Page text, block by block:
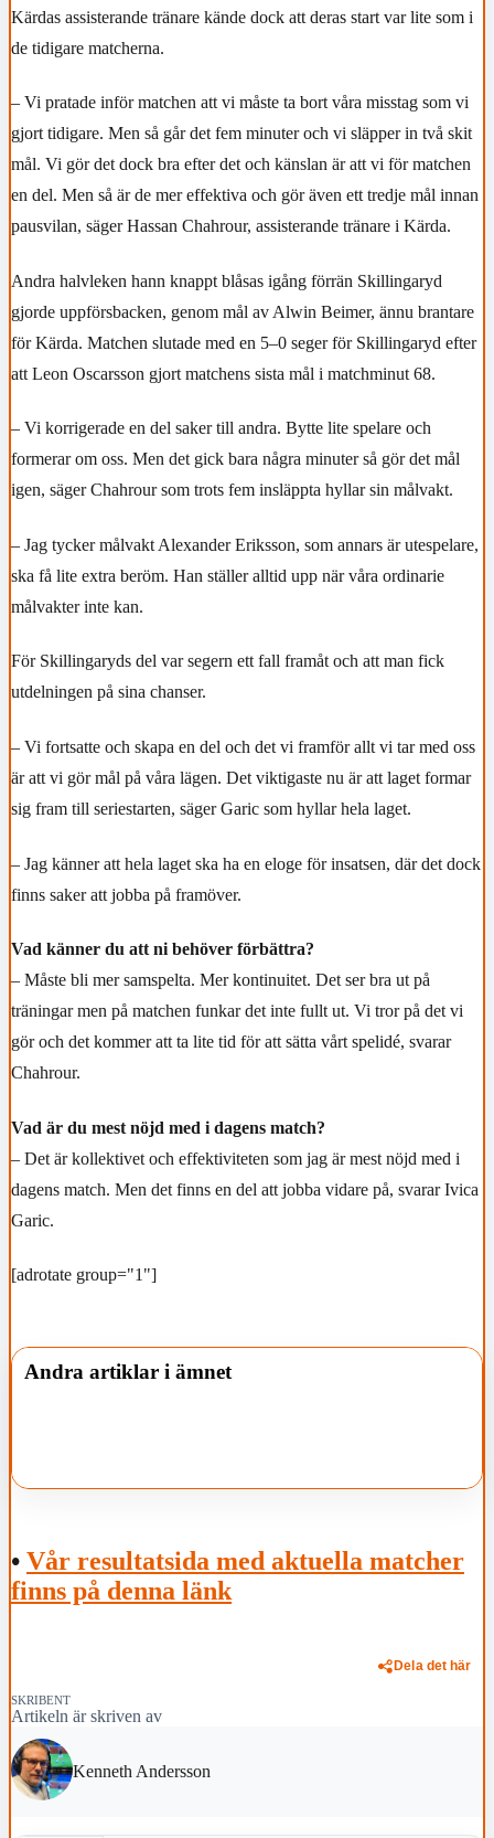
Kärdas assisterande tränare kände dock att deras start var lite som i
de tidigare matcherna.
– Vi pratade inför matchen att vi måste ta bort våra misstag som vi
gjort tidigare. Men så går det fem minuter och vi släpper in två skit
mål. Vi gör det dock bra efter det och känslan är att vi för matchen
en del. Men så är de mer effektiva och gör även ett tredje mål innan
pausvilan, säger Hassan Chahrour, assisterande tränare i Kärda.
Andra halvleken hann knappt blåsas igång förrän Skillingaryd
gjorde uppförsbacken, genom mål av Alwin Beimer, ännu brantare
för Kärda. Matchen slutade med en 5–0 seger för Skillingaryd efter
att Leon Oscarsson gjort matchens sista mål i matchminut 68.
– Vi korrigerade en del saker till andra. Bytte lite spelare och
formerar om oss. Men det gick bara några minuter så gör det mål
igen, säger Chahrour som trots fem insläppta hyllar sin målvakt.
– Jag tycker målvakt Alexander Eriksson, som annars är utespelare,
ska få lite extra beröm. Han ställer alltid upp när våra ordinarie
målvakter inte kan.
För Skillingaryds del var segern ett fall framåt och att man fick
utdelningen på sina chanser.
– Vi fortsatte och skapa en del och det vi framför allt vi tar med oss
är att vi gör mål på våra lägen. Det viktigaste nu är att laget formar
sig fram till seriestarten, säger Garic som hyllar hela laget.
– Jag känner att hela laget ska ha en eloge för insatsen, där det dock
finns saker att jobba på framöver.
Vad känner du att ni behöver förbättra?
– Måste bli mer samspelta. Mer kontinuitet. Det ser bra ut på
träningar men på matchen funkar det inte fullt ut. Vi tror på det vi
gör och det kommer att ta lite tid för att sätta vårt spelidé, svarar
Chahrour.
Vad är du mest nöjd med i dagens match?
– Det är kollektivet och effektiviteten som jag är mest nöjd med i
dagens match. Men det finns en del att jobba vidare på, svarar Ivica
Garic.
[adrotate group="1"]
Andra artiklar i ämnet
• Vår resultatsida med aktuella matcher
finns på denna länk
Dela det här
SKRIBENT
Artikeln är skriven av
Kenneth Andersson